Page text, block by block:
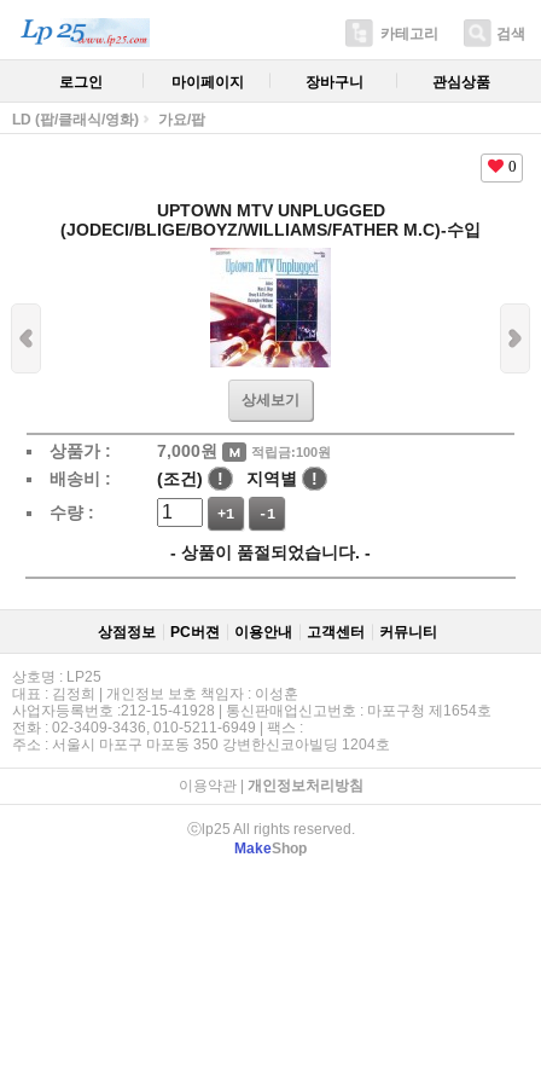
카테고리 검색
로그인 마이페이지 장바구니 관심상품
LD (팝/클래식/영화) 가요/팝
0
UPTOWN MTV UNPLUGGED
(JODECI/BLIGE/BOYZ/WILLIAMS/FATHER M.C)-수입
상세보기
상품가 : 7,000원 적립금:100원
배송비 : (조건) ! 지역별
!
수량 :
+1 -1
- 상품이 품절되었습니다. -
상점정보 PC버젼 이용안내 고객센터 커뮤니티
상호명 : LP25
대표 : 김정희 | 개인정보 보호 책임자 : 이성훈
사업자등록번호 :212-15-41928 | 통신판매업신고번호 : 마포구청 제1654호
전화 : 02-3409-3436, 010-5211-6949 | 팩스 :
주소 : 서울시 마포구 마포동 350 강변한신코아빌딩 1204호
이용약관| 개인정보처리방침
ⓒlp25 All rights reserved.
MakeShop